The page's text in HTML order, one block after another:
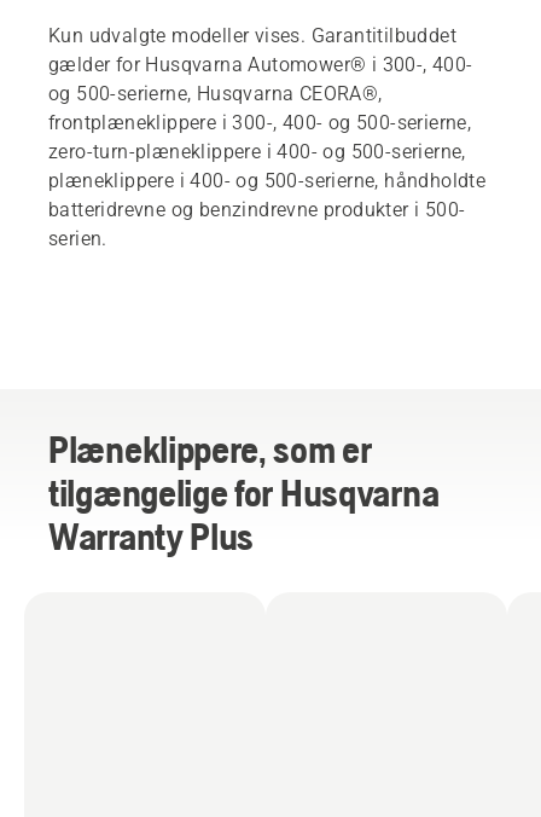
Kun udvalgte modeller vises. Garantitilbuddet
gælder for Husqvarna Automower® i 300-, 400-
og 500-serierne, Husqvarna CEORA®,
frontplæneklippere i 300-, 400- og 500-serierne,
zero-turn-plæneklippere i 400- og 500-serierne,
plæneklippere i 400- og 500-serierne, håndholdte
batteridrevne og benzindrevne produkter i 500-
serien.
Plæneklippere, som er
tilgængelige for Husqvarna
Warranty Plus